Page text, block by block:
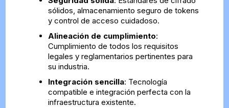
sólidos, almacenamiento seguro de tokens
y control de acceso cuidadoso.
Alineación de cumplimiento:
Cumplimiento de todos los requisitos
legales y reglamentarios pertinentes para
su industria.
Integración sencilla: Tecnología
compatible e integración perfecta con la
infraestructura existente.